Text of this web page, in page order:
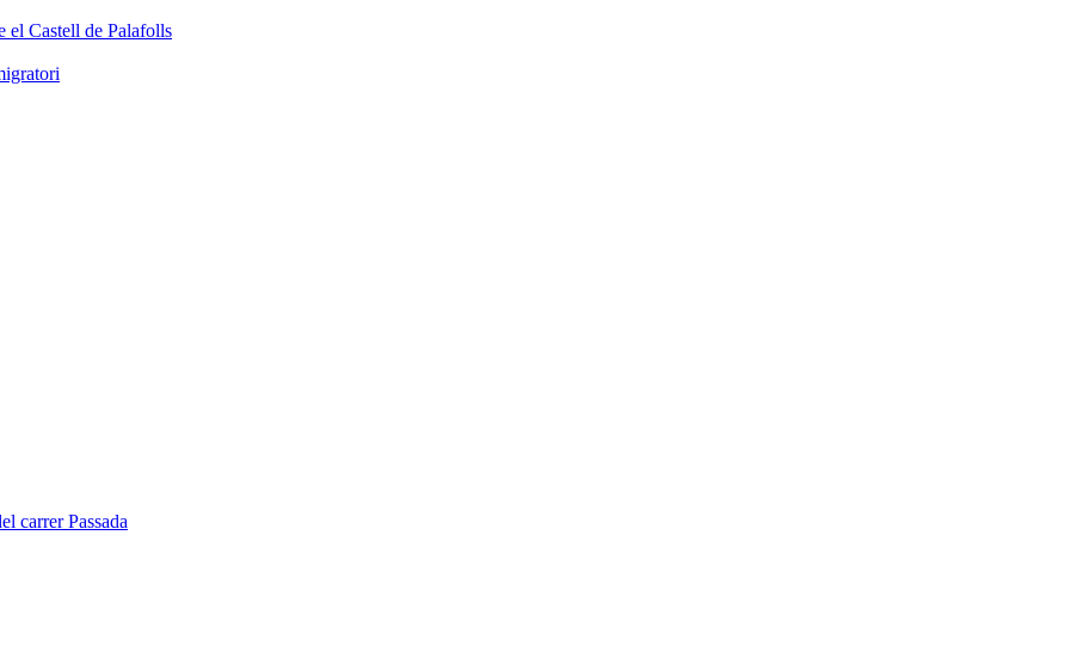
el Castell de Palafolls
carrer Passada